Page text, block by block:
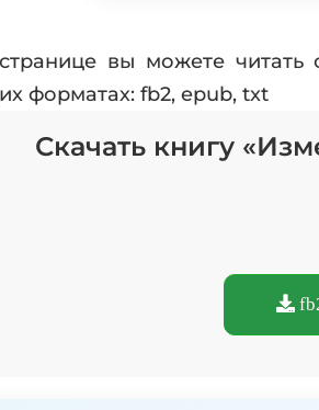
вы можете
форматах: fb2, epub, txt
Скачать книгу